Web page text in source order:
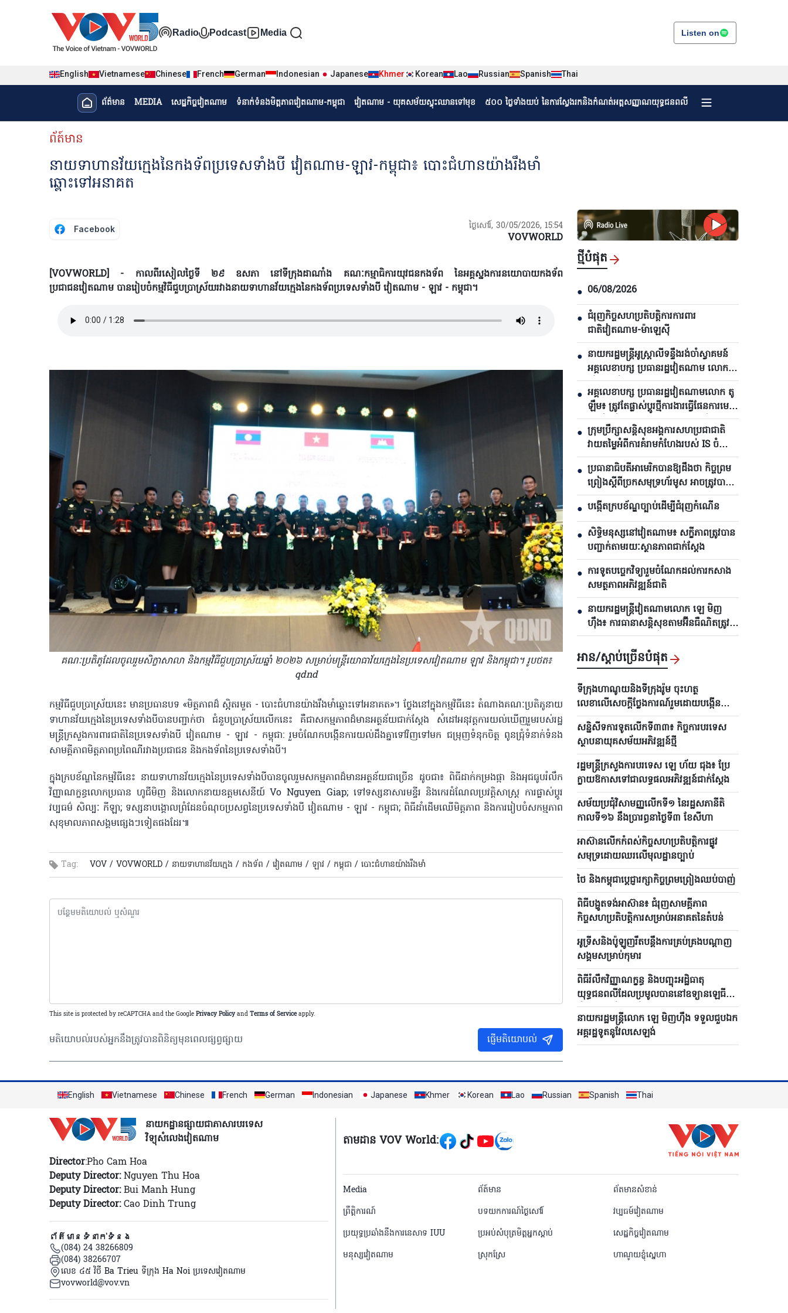
Đa phương tiện tiếng Khmer
Radio Podcast Media Listen on
English Vietnamese Chinese French German Indonesian Japanese Khmer Korean Lao Russian Spanish Thai
Menu trang chủ tiếng Khmer
ព័ត៌មាន​ MEDIA សេដ្ឋកិច្ចវៀតណាម ទំនាក់ទំនងមិត្តភាពវៀតណាម-កម្ពុជា វៀតណាម - យុគសម័យស្ទុះឈានទៅមុខ ៥០០ ថ្ងៃទាំងយប់ នៃការស្វែងរកនិងកំណត់អត្តសញ្ញាណយុទ្ធជនពលី
menu phụ tiếng Khmer
ព័ត៍មាន
នាយទាហានវ័យក្មេងនៃកងទ័ពប្រទេសទាំងបី វៀតណាម-ឡាវ-កម្ពុជា៖ បោះជំហានយ៉ាងរឹងមាំ​
ឆ្ពោះទៅអនាគត
Facebook ថ្ងៃសៅរ៍, 30/05/2026, 15:54
VOVWORLD
[VOVWORLD] - កាលពីរសៀលថ្ងៃទី ២៩ ឧសភា នៅទីក្រុងដាណាំង គណៈកម្មាធិការយុវជន​កងទ័ព នៃអគ្គស្នងការនយោបាយកងទ័ព
ប្រជាជនវៀតណាម បានរៀបចំកម្មវិធីជួបប្រាស្រ័យ​រវាងនាយ​ទាហានវ័យក្មេងនៃកងទ័ពប្រទេសទាំងបី វៀតណាម - ឡាវ - កម្ពុជា។
គណៈប្រតិភូដែលចូលរួមសិក្ខាសាលា និងកម្មវិធី​ជួប​ប្រាស្រ័យឆ្នាំ ២០២៦ សម្រាប់មន្រ្តីយោធាវ័យក្មេងនៃប្រទេសវៀតណាម ឡាវ និងកម្ពុជា។ រូបថត៖
qdnd
កម្មវិធីជួបប្រាស្រ័យនេះ មានប្រធានបទ «មិត្តភាពដ៏ ស្អិតរមួត - បោះជំហានយ៉ាងរឹងមាំឆ្ពោះទៅអនាគត»។ ថ្លែងនៅក្នុងកម្មវិធីនេះ តំណាងគណៈប្រតិភូនាយ
ទាហានវ័យក្មេងនៃប្រទេសទាំងបីបានបញ្ជាក់ថា ជំនួប​ប្រាស្រ័យលើកនេះ គឺជាសកម្មភាពដ៏​មានអត្ថន័យជាក់ស្តែង សំដៅអនុវត្តការយល់ឃើញរួមរបស់រដ្ឋ
មន្ត្រីក្រសួងការពារជាតិនៃប្រទេសទាំងបី វៀតណាម - ឡាវ - កម្ពុជា: រួមចំណែកបង្កើនការយល់ដឹងគ្នាទៅវិញ​ទៅមក ជម្រុញ​ទំនុកចិត្ត ពូនជ្រុំទំនាក់ទំនង
សាមគ្គីភាពមិត្តភាពប្រពៃណីរវាងប្រជាជន និងកងទ័ពនៃប្រទេសទាំងបី។
ក្នុងក្របខ័ណ្ឌនៃកម្មវិធីនេះ នាយទាហានវ័យក្មេងនៃប្រទេសទាំងបីបានចូលរួមសកម្មភាពដ៏​មានអត្ថន័យជាច្រើន ដូចជា៖ ពិធីដាក់កម្រងផ្កា និងអុជធូប​រំលឹក
វិញ្ញាណក្ខន្ធលោក​ប្រធាន ហូជីមិញ និងលោក​នាយ​ឧត្តមសេនីយ៍ Vo Nguyen Giap; ទៅទស្សនាសារមន្ទីរ និងកេរដំណែលប្រវត្តិសាស្ត្រ ការផ្លាស់​ប្តូរ
វប្បធម៌ សិល្បៈ កីឡា; ទស្សនាបង្គោលព្រំដែនចំណុចប្រសព្វនៃប្រទេសទាំងបី វៀតណាម - ឡាវ - កម្ពុជា; ពិធីដាំដើមឈើមិត្តភាព និងការរៀបចំសកម្មភាព
សុខុមាលភាពសង្គមផ្សេងៗទៀតផងដែរ៕
Tag: VOV / VOVWORLD / នាយទាហានវ័យក្មេង / កងទ័ព / វៀតណាម / ឡាវ / កម្ពុជា / បោះជំហានយ៉ាងរឹងមាំ​
This site is protected by reCAPTCHA and the Google Privacy Policy and Terms of Serviceapply.
មតិយោបល់របស់អ្នកនឹងត្រូវបានពិនិត្យមុនពេលផ្សព្វផ្សាយ ផ្ញើមតិយោបល់
ថ្មីបំផុត
● 06/08/2026
● ជំរុញកិច្ចសហប្រតិបត្តិការការពារ
ជាតិវៀតណាម-ម៉ាឡេស៊ី
● នាយករដ្ឋមន្ត្រីអូស្ត្រាលីទន្ទឹងរង់ចាំស្វាគមន៍
អគ្គលេខាបក្ស ប្រធានរដ្ឋវៀតណាម លោក តូ
ឡឹម មកបំពេញទស្សនកិច្ច
● អគ្គលេខាបក្ស ប្រធានរដ្ឋវៀតណាមលោក តូ
ឡឹម៖ ត្រូវតែផ្លាស់ប្ដូរថ្មីការងារធ្វើផែនការមេ
និងរៀបចំការអភិវឌ្ឍហេដ្ឋារចនាសម្ព័ន្ធ
● ក្រុមប្រឹក្សាសន្តិសុខអង្គការសហប្រជាជាតិ
វាយតម្លៃអំពីការគំរាមកំហែងរបស់ IS ចំពោះ
សន្តិភាព និងសន្តិសុខអន្តរជាតិ
● ប្រធានាធិបតីអាមេរិកបាន​ឱ្យដឹងថា កិច្ចព្រម
ព្រៀងស្តីពីច្រកសមុទ្រហ័រមូស អាចត្រូវបាន
ប្រកាសក្នុងរយៈពេល ៤៨ ម៉ោងខាងមុខ
● បង្កើតក្របខ័ណ្ឌច្បាប់ដើម្បីជំរុញកំណើន
● សិទ្ធិមនុស្សនៅវៀតណាម៖ សក្ខីភាពត្រូវបាន
បញ្ជាក់តាមរយៈស្ថានភាពជាក់ស្តែង
● ការទូតបច្ចេកវិទ្យារួមចំណែកដល់ការកសាង
សមត្ថភាពអភិវឌ្ឍន៍ជាតិ
● នាយករដ្ឋមន្ត្រីវៀតណាមលោក ឡេ មិញ
ហ៊ឹង៖ ការធានាសន្តិសុខតាមអ៊ីនធឺណិតត្រូវតែ
ភ្ជាប់ «ការការពារប្រព័ន្ធ» និង «ការការពារ
មនុស្ស»
អាន/ស្តាប់ច្រើនបំផុត
ទីក្រុងហាណូយនិងទីក្រុងរ៉ូម ចុះហត្ថ
លេខាលើសេចក្តីថ្លែងការណ៍រួមដោយបង្កើន
កិច្ចសហប្រតិបត្តិការគ្រប់ជ្រុងជ្រោយ
សន្និសីទការទូតលើកទី៣៣៖ កិច្ចការបរទេស
ស្ថាបនាយុគសម័យអភិវឌ្ឍន៍ថ្មី
រដ្ឋមន្ត្រីក្រសួងការបរទេស ឡេ ហ័យ ជុង៖ ប្រែ
ក្លាយឱកាសទៅជាលទ្ធផលអភិវឌ្ឍន៍ជាក់ស្តែង
សម័យប្រជុំវិសាមញ្ញលើកទី១ នៃរដ្ឋសភានីតិ
កាលទី១៦ នឹងប្រារព្ធនាថ្ងៃទី៣ ខែសីហា
អាស៊ានលើកកំពស់កិច្ចសហប្រតិបត្តិការផ្លូវ
សមុទ្រដោយឈរលើមុលដ្ឋានច្បាប់
ថៃ និងកម្ពុជាប្តេជ្ញារក្សាកិច្ចព្រមព្រៀងឈប់បាញ់
ពិធីបង្ហូតទង់អាស៊ាន៖ ជំរុញសាមគ្គីភាព
កិច្ចសហប្រតិបត្តិការសម្រាប់អនាគតនៃតំបន់
អូទ្រីសនិងប៉ូឡូញរឹតបន្តឹងការគ្រប់គ្រងបណ្តាញ
សង្គមសម្រាប់កុមារ
ពិធីរំលឹកវិញ្ញាណក្ខន្ធ និងបញ្ចុះអដ្ឋិធាតុ
យុទ្ធជនពលីដែលប្រមូលបាននៅឧទ្យានឡេធី
រៀងគ្រោងនឹងប្រព្រឹត្តទៅនៅខែសីហា
នាយករដ្ឋមន្ត្រីលោក ឡេ មិញហ៊ឹង ទទួលជួបឯក
អគ្គរដ្ឋទូតនូវែលសេឡង់
English Vietnamese Chinese French German Indonesian Japanese Khmer Korean Lao Russian Spanish Thai
នាយកដ្ឋានផ្សាយជាភាសារបរទេស
វិទ្យុសំលេងវៀតណាម
Director:Pho Cam Hoa
Deputy Director:Nguyen Thu Hoa
Deputy Director:Bui Manh Hung
Deputy Director:Cao Dinh Trung
ព័ត៌មានទំនាក់ទំនង
(084) 24 38266809
(084) 38266707
លេខ ៤៥ វិថី Ba Trieu ទីក្រុង Ha Noi ប្រទេសវៀតណាម
vovworld@vov.vn
Mạng xã hội
តាមដាន VOV World:
menu footer tiếng Khmer
Media ព័ត៍មាន
ព័តមានសំខាន់
ព្រឹត្តិការណ៍
បទយកការណ៍ថ្ងៃសៅរ៍
វប្បធម៍វៀតណាម
ប្រយុទ្ធប្រឆាំងនឹងការនេសាទ IUU
ប្រអប់សំបុត្រមិត្តអ្នកស្តាប់
សេដ្ឋកិច្ចវៀតណាម
មនុស្សវៀតណាម
ស្រុកស្រែ ហាណូយខ្ញុំស្នេហា